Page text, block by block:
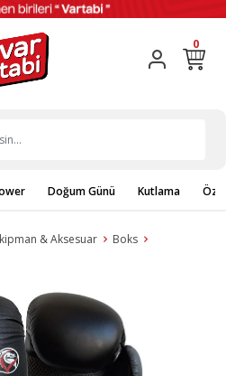
0
Doğum Günü Kutlama
& Aksesuar
Boks